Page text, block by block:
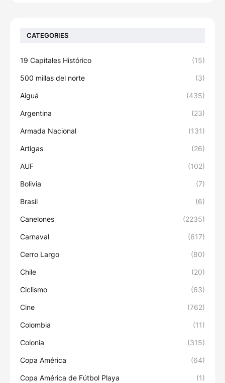
CATEGORIES
19 Capitales Histórico (15)
500 millas del norte (3)
Aiguá (435)
Argentina (23)
Armada Nacional (131)
Artigas (26)
AUF (102)
Bolivia (7)
Brasil (6)
Canelones (2235)
Carnaval (617)
Cerro Largo (80)
Chile (20)
Ciclismo (63)
Cine (762)
Colombia (11)
Colonia (315)
Copa América (64)
Copa América de Fútbol Playa (1)